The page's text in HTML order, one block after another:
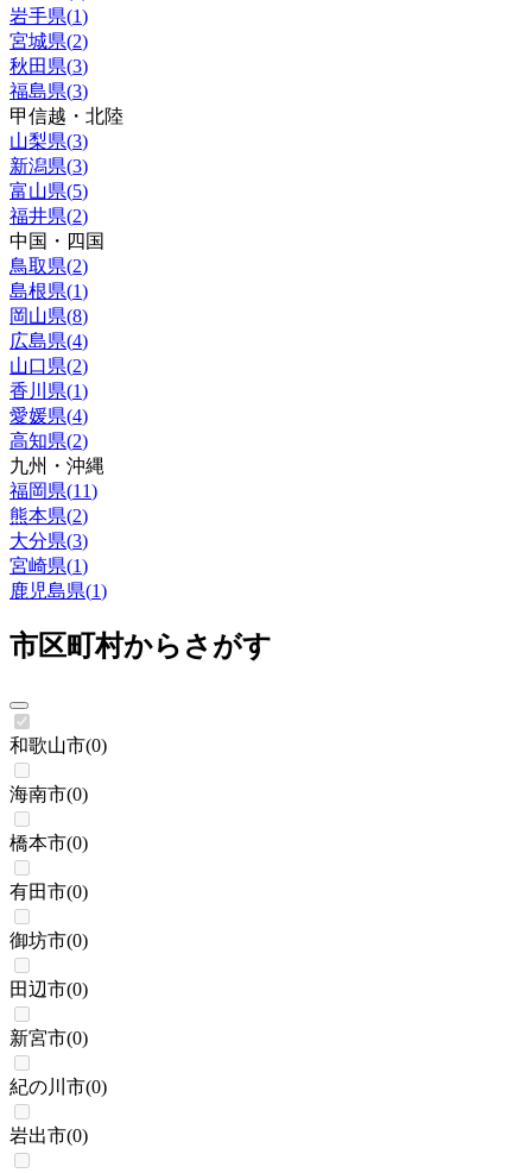
岩手県(1)
宮城県(2)
秋田県(3)
福島県(3)
甲信越・北陸
山梨県(3)
新潟県(3)
富山県(5)
福井県(2)
中国・四国
鳥取県(2)
島根県(1)
岡山県(8)
広島県(4)
山口県(2)
香川県(1)
愛媛県(4)
高知県(2)
九州・沖縄
福岡県(11)
熊本県(2)
大分県(3)
宮崎県(1)
鹿児島県(1)
市区町村からさがす
和歌山市(0)
海南市(0)
橋本市(0)
有田市(0)
御坊市(0)
田辺市(0)
新宮市(0)
紀の川市(0)
岩出市(0)